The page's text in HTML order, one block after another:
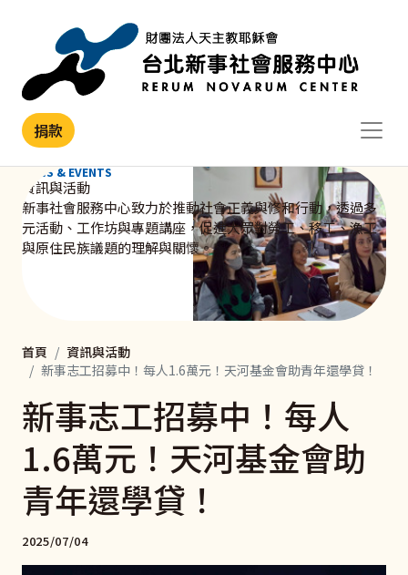
捐款
NEWS & EVENTS
資訊與活動
新事社會服務中心致力於推動社會正義與修和行動，透過多
元活動、工作坊與專題講座，促進大眾對勞工、移工、漁工
與原住民族議題的理解與關懷。
首頁
資訊與活動
新事志工招募中！每人1.6萬元！天河基金會助青年還學貸！
新事志工招募中！每人
1.6萬元！天河基金會助
青年還學貸！
2025/07/04